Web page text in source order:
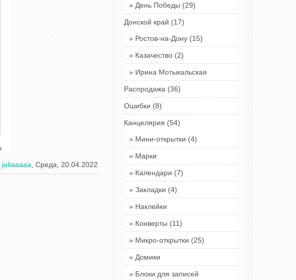
juliaaaaa , Среда, 20.04.2022
День Победы (29)
Донской край (17)
Ростов-на-Дону (15)
Казачество (2)
Ирина Мотыкальская
Распродажа (36)
Ошибки (8)
Канцелярия (54)
Мини-открытки (4)
Марки
Календари (7)
Закладки (4)
Наклейки
Конверты (11)
Микро-открытки (25)
Домики
Блоки для записей